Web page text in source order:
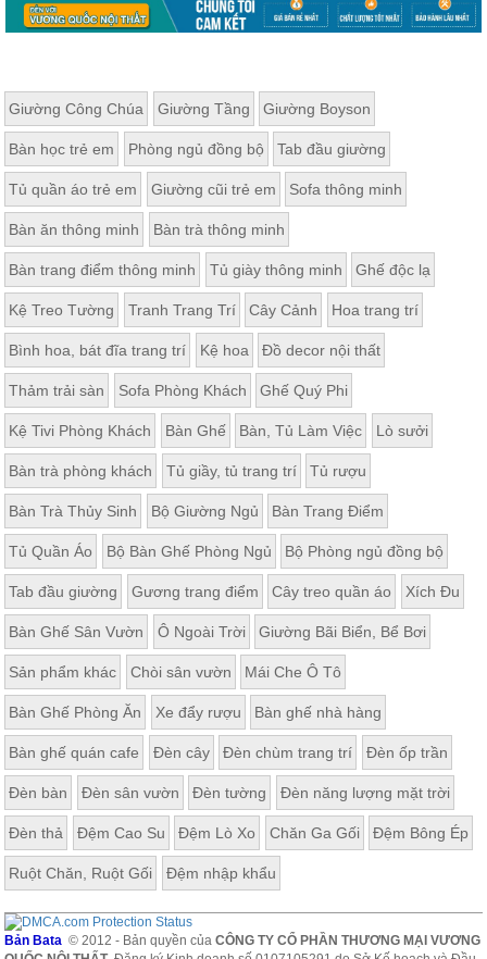
Giường Công Chúa Giường Tầng Giường Boyson
Bàn học trẻ em Phòng ngủ đồng bộ Tab đầu giường
Tủ quần áo trẻ em Giường cũi trẻ em Sofa thông minh
Bàn ăn thông minh Bàn trà thông minh
Bàn trang điểm thông minh Tủ giày thông minh Ghế độc lạ
Kệ Treo Tường Tranh Trang Trí Cây Cảnh Hoa trang trí
Bình hoa, bát đĩa trang trí Kệ hoa Đồ decor nội thất
Thảm trải sàn Sofa Phòng Khách Ghế Quý Phi
Kệ Tivi Phòng Khách Bàn Ghế Bàn, Tủ Làm Việc Lò sưởi
Bàn trà phòng khách Tủ giầy, tủ trang trí Tủ rượu
Bàn Trà Thủy Sinh Bộ Giường Ngủ Bàn Trang Điểm
Tủ Quần Áo Bộ Bàn Ghế Phòng Ngủ Bộ Phòng ngủ đồng bộ
Tab đầu giường Gương trang điểm Cây treo quần áo Xích Đu
Bàn Ghế Sân Vườn Ô Ngoài Trời Giường Bãi Biển, Bể Bơi
Sản phẩm khác Chòi sân vườn Mái Che Ô Tô
Bàn Ghế Phòng Ăn Xe đẩy rượu Bàn ghế nhà hàng
Bàn ghế quán cafe Đèn cây Đèn chùm trang trí Đèn ốp trần
Đèn bàn Đèn sân vườn Đèn tường Đèn năng lượng mặt trời
Đèn thả Đệm Cao Su Đệm Lò Xo Chăn Ga Gối Đệm Bông Ép
Ruột Chăn, Ruột Gối Đệm nhập khẩu
Bản Bata © 2012 - Bản quyền củaCÔNG TY CỔ PHẦN THƯƠNG MẠI VƯƠNG